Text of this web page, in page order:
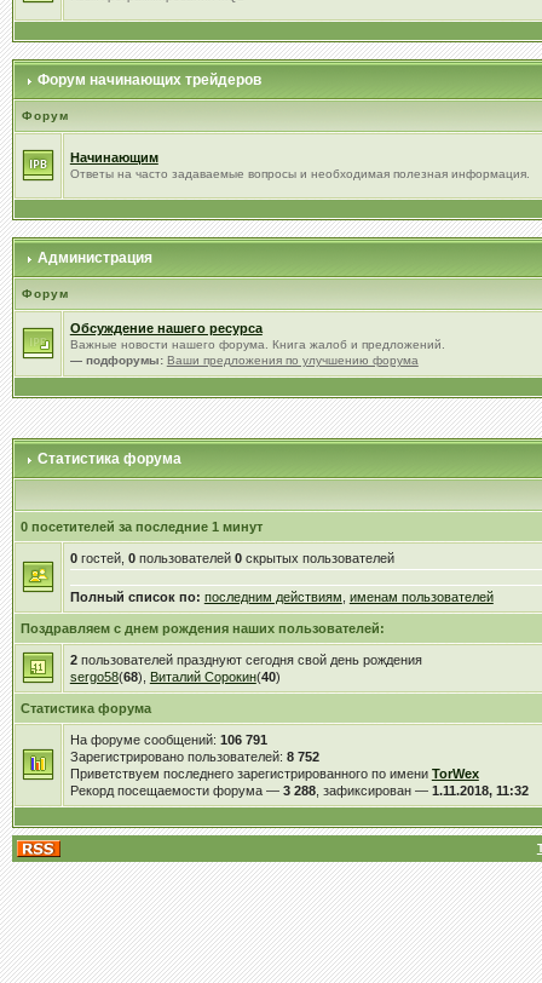
Форум начинающих трейдеров
Форум
Начинающим
Ответы на часто задаваемые вопросы и необходимая полезная информация.
Администрация
Форум
Обсуждение нашего ресурса
Важные новости нашего форума. Книга жалоб и предложений.
— подфорумы: Ваши предложения по улучшению форума
Статистика форума
0 посетителей за последние 1 минут
0гостей, 0пользователей 0скрытых пользователей
Полный список по: последним действиям именам пользователей
Поздравляем с днем рождения наших пользователей:
2пользователей празднуют сегодня свой день рождения
sergo58(68), Виталий Сорокин(40)
Статистика форума
На форуме сообщений: 106 791
Зарегистрировано пользователей: 8 752
Приветствуем последнего зарегистрированного по имени TorWex
Рекорд посещаемости форума — 3 288, зафиксирован — 1.11.2018, 11:32